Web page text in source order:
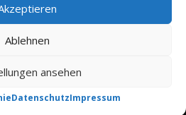
Ablehnen
ansehen
DatenschutzImpressum